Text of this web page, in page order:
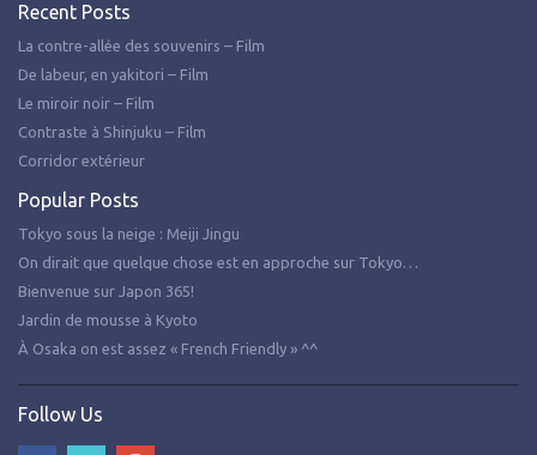
Recent Posts
La contre-allée des souvenirs – Film
De labeur, en yakitori – Film
Le miroir noir – Film
Contraste à Shinjuku – Film
Corridor extérieur
Popular Posts
Tokyo sous la neige : Meiji Jingu
On dirait que quelque chose est en approche sur Tokyo…
Bienvenue sur Japon 365!
Jardin de mousse à Kyoto
À Osaka on est assez « French Friendly » ^^
Follow Us